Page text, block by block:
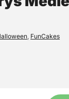
, FunCakes